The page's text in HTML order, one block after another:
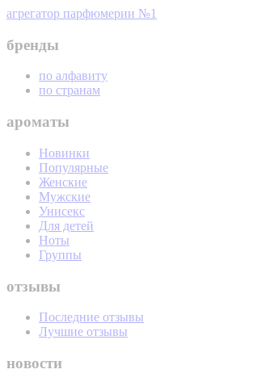
агрегатор парфюмерии №1
бренды
по алфавиту
по странам
ароматы
Новинки
Популярные
Женские
Мужские
Унисекс
Для детей
Ноты
Группы
отзывы
Последние отзывы
Лучшие отзывы
новости